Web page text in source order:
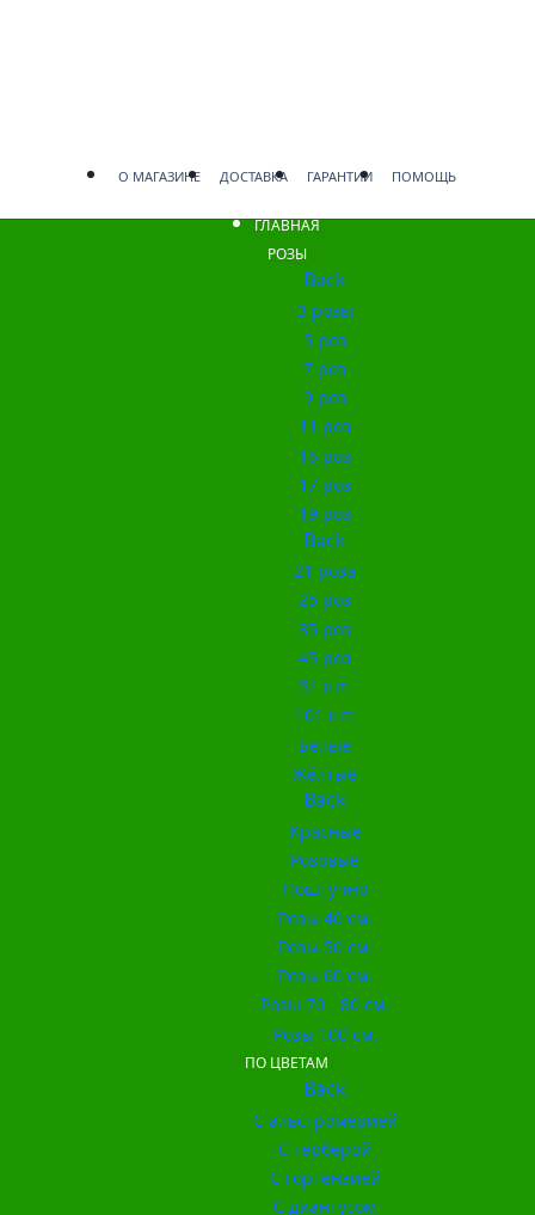
О МАГАЗИНЕ ДОСТАВКА ГАРАНТИИ ПОМОЩЬ
ГЛАВНАЯ
РОЗЫ
Back
3 розы
5 роз
7 роз
9 роз
11 роз
15 роз
17 роз
19 роз
Back
21 роза
25 роз
35 роз
45 роз
51 шт.
101 шт.
Белые
Жёлтые
Back
Красные
Розовые
Поштучно
Розы 40 см.
Розы 50 см.
Розы 60 см.
Розы 70 - 80 см.
Розы 100 см.
ПО ЦВЕТАМ
Back
С альстромерией
С герберой
С гортензией
С диантусом